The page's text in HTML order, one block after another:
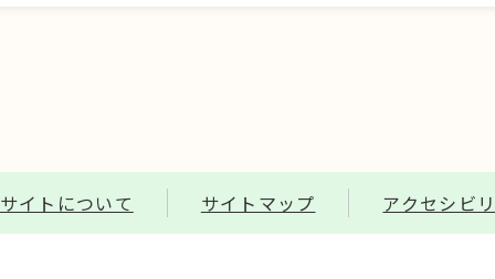
イトについて サイトマップ アクセシビ